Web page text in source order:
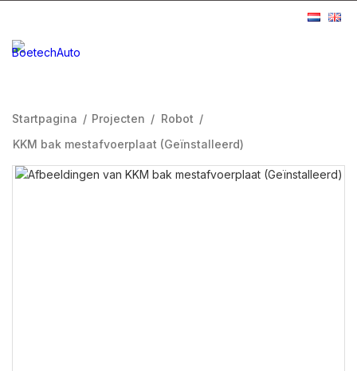
Startpagina / Projecten / Robot /
KKM bak mestafvoerplaat (Geïnstalleerd)